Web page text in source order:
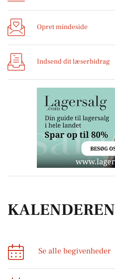
Opret mindeside
Indsend dit læserbidrag
KALENDEREN
Se alle begivenheder